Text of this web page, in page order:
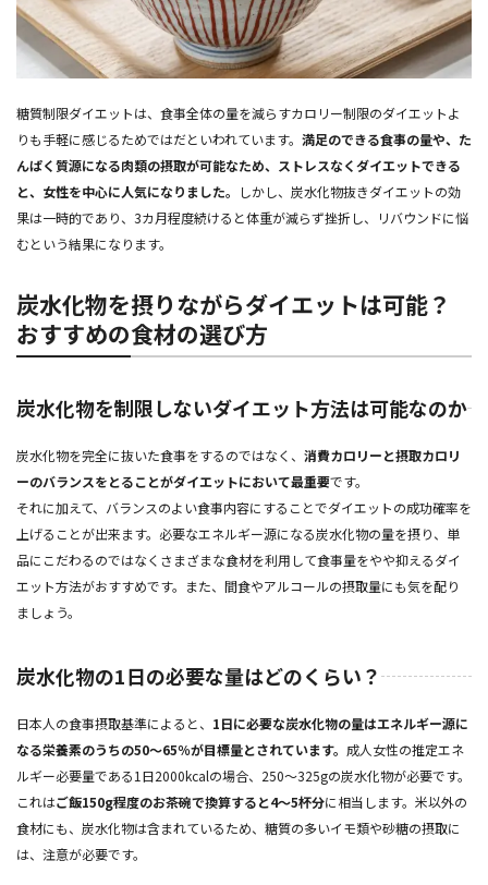
糖質制限ダイエットは、食事全体の量を減らすカロリー制限のダイエットよ
りも手軽に感じるためではだといわれています。 満足のできる食事の量や、た
んぱく質源になる肉類の摂取が可能なため、ストレスなくダイエットできる
と、女性を中心に人気になりました。
しかし、炭水化物抜きダイエットの効
果は一時的であり、3カ月程度続けると体重が減らず挫折し、リバウンドに悩
むという結果になります。
炭水化物を摂りながらダイエットは可能？
おすすめの食材の選び方
炭水化物を制限しないダイエット方法は可能なのか
炭水化物を完全に抜いた食事をするのではなく、 消費カロリーと摂取カロリ
ーのバランスをとることがダイエットにおいて最重要です。
それに加えて、バランスのよい食事内容にすることでダイエットの成功確率を
上げることが出来ます。必要なエネルギー源になる炭水化物の量を摂り、単
品にこだわるのではなくさまざまな食材を利用して食事量をやや抑えるダイ
エット方法がおすすめです。また、間食やアルコールの摂取量にも気を配り
ましょう。
炭水化物の1日の必要な量はどのくらい？
日本人の食事摂取基準によると、 1日に必要な炭水化物の量はエネルギー源に
なる栄養素のうちの50～65％が目標量とされています。 成人女性の推定エネ
ルギー必要量である1日2000kcalの場合、250～325gの炭水化物が必要です。
これはご飯150g程度のお茶碗で換算すると4～5杯分に相当します。米以外の
食材にも、炭水化物は含まれているため、糖質の多いイモ類や砂糖の摂取に
は、注意が必要です。